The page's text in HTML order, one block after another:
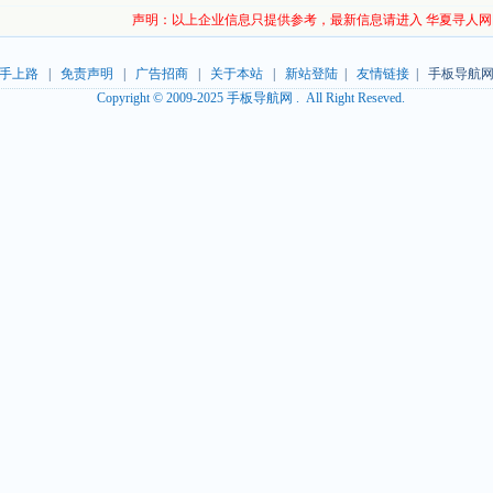
声明：以上企业信息只提供参考，最新信息请进入 华夏寻人网
上路| 免责声明 广告招商| 关于本站| 新站登陆| 友情链接| 手板导航
Copyright © 2009-2025 手板导航网 . All Right Reseved.